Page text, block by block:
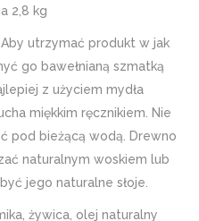
2,8 kg
Aby utrzymać produkt w jak
go bawełnianą szmatką
z użyciem mydła
miękkim ręcznikiem. Nie
pod bieżącą wodą. Drewno
naturalnym woskiem lub
jego naturalne słoje.
żywica, olej naturalny